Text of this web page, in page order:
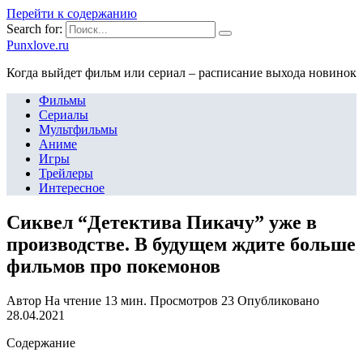
Перейти к содержанию
Search for:
Punxlove.ru
Когда выйдет фильм или сериал – расписание выхода новинок
Фильмы
Сериалы
Мультфильмы
Аниме
Игры
Трейлеры
Интересное
Сиквел “Детектива Пикачу” уже в
производстве. В будущем ждите больше
фильмов про покемонов
Автор На чтение 13 мин. Просмотров 23 Опубликовано
28.04.2021
Содержание